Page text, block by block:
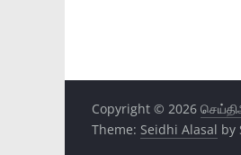
Copyright © 2026
Theme: Seidhi Alasal by